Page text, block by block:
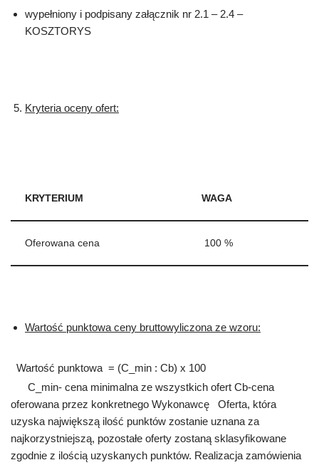
wypełniony i podpisany załącznik nr 2.1 – 2.4 –
KOSZTORYS
Kryteria oceny ofert:
KRYTERIUM WAGA
Oferowana cena 100 %
Wartość punktowa ceny bruttowyliczona ze wzoru:
Wartość punktowa = (C_min : Cb) x 100
C_min- cena minimalna ze wszystkich ofert Cb-cena
oferowana przez konkretnego Wykonawcę Oferta, która
uzyska największą ilość punktów zostanie uznana za
najkorzystniejszą, pozostałe oferty zostaną sklasyfikowane
zgodnie z ilością uzyskanych punktów. Realizacja zamówienia